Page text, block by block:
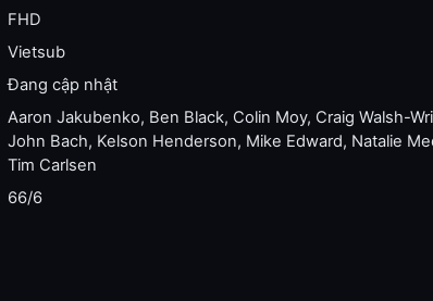
FHD
Vietsub
Đang cập nhật
Aaron Jakubenko, Ben Black, Colin Moy, Craig Walsh-
John Bach, Kelson Henderson, Mike Edward, Natalie
Tim Carlsen
66/6